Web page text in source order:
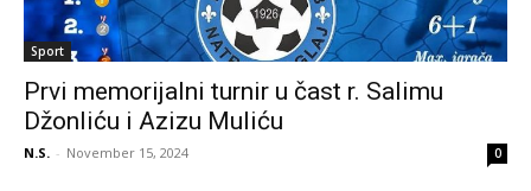
Sport
Prvi memorijalni turnir u čast r. Salimu
Džonliću i Azizu Muliću
N.S. - November 15, 2024 0